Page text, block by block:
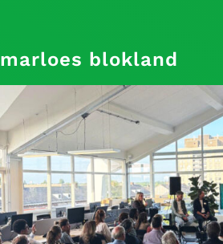
marloes blokland